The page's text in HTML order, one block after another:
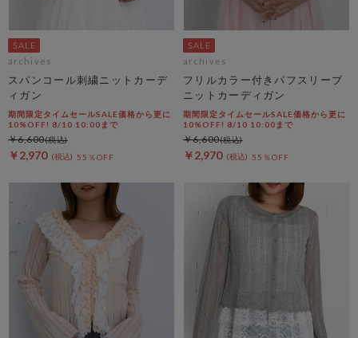
archives
スパンコール刺繍ニットカーデ
ィガン
期間限定タイムセールSALE価格から更に
10%OFF! 8/10 10:00まで
￥2,970 55％OFF
￥6,600
archives
フリルカラー付きパフスリーブ
ニットカーディガン
期間限定タイムセールSALE価格から更に
10%OFF! 8/10 10:00まで
￥2,970 55％OFF
￥6,600